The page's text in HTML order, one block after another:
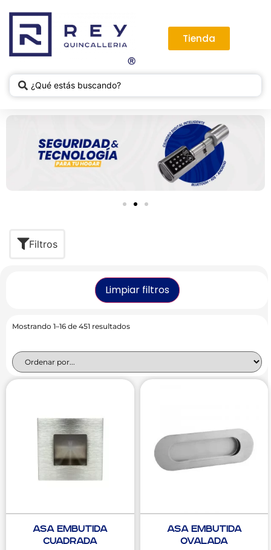
Tienda
Filtros
Limpiar filtros
Mostrando 1–16 de 451 resultados
Asa Embutida
Cuadrada
Asa Embutida
Ovalada